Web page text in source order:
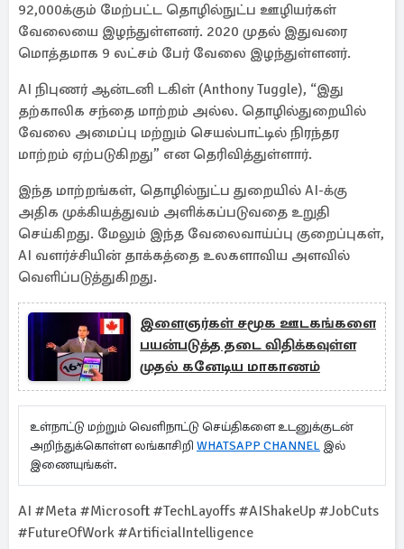
92,000க்கும் மேற்பட்ட தொழில்நுட்ப ஊழியர்கள்
வேலையை இழந்துள்ளனர். 2020 முதல் இதுவரை
மொத்தமாக 9 லட்சம் பேர் வேலை இழந்துள்ளனர்.
AI நிபுணர் ஆன்டனி டகிள் (Anthony Tuggle), “இது
தற்காலிக சந்தை மாற்றம் அல்ல. தொழில்துறையில்
வேலை அமைப்பு மற்றும் செயல்பாட்டில் நிரந்தர
மாற்றம் ஏற்படுகிறது” என தெரிவித்துள்ளார்.
இந்த மாற்றங்கள், தொழில்நுட்ப துறையில் AI-க்கு
அதிக முக்கியத்துவம் அளிக்கப்படுவதை உறுதி
செய்கிறது. மேலும் இந்த வேலைவாய்ப்பு குறைப்புகள்,
AI வளர்ச்சியின் தாக்கத்தை உலகளாவிய அளவில்
வெளிப்படுத்துகிறது.
இளைஞர்கள் சமூக ஊடகங்களை
பயன்படுத்த தடை விதிக்கவுள்ள
முதல் கனேடிய மாகாணம்
உள்நாட்டு மற்றும் வெளிநாட்டு செய்திகளை உடனுக்குடன்
அறிந்துக்கொள்ள லங்காசிறி WHATSAPP CHANNEL இல்
இணையுங்கள்.
AI #Meta #Microsoft #TechLayoffs #AIShakeUp #JobCuts
#FutureOfWork #ArtificialIntelligence